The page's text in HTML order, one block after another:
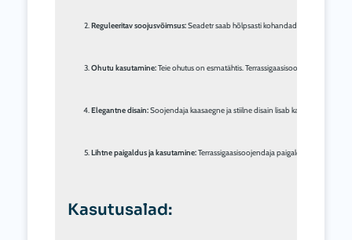
Reguleeritav soojusvõimsus: Seadetr saab hõlpsasti kohandada lähtudes
Ohutu kasutamine: Teie ohutus on esmatähtis. Terrassigaasisoojendajal on
Elegantne disain: Soojendaja kaasaegne ja stiilne disain lisab kauni elemendi
Lihtne paigaldus ja kasutamine: Terrassigaasisoojendaja paigaldamine ja
Kasutusalad: